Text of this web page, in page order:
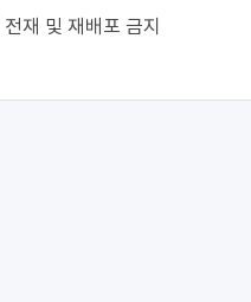
재 및 재배포 금지